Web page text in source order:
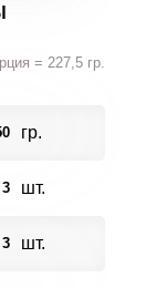
= 227,5 гр.
гр.
3 шт.
3 шт.